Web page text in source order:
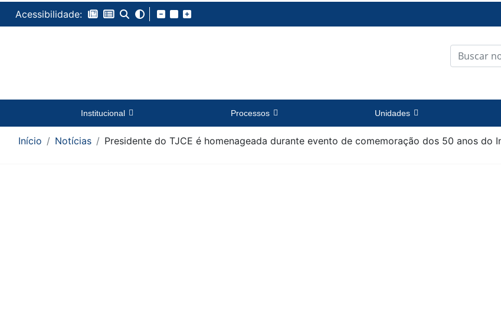
Acessibilidade:
Institucional Processos Unidades
Início Notícias Presidente do TJCE é homenageada durante evento de comemoração dos 50 anos do